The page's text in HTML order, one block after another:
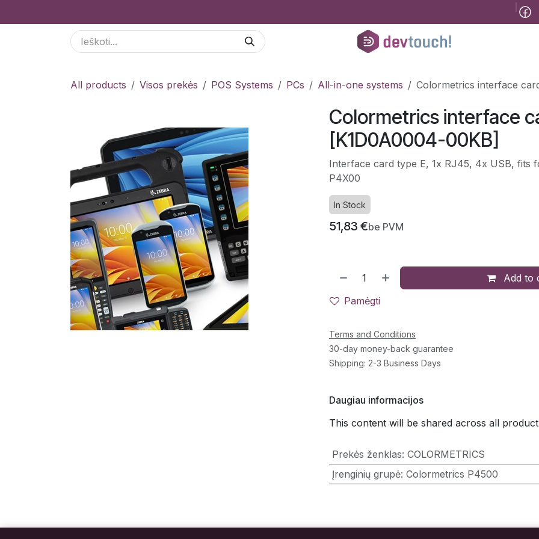
Kursai
All products Visos prekės POS Systems PCs All-in-one systems Colormetrics interface
Colormetrics interface
[K1D0A0004-00KB]
Interface card type E, 1x RJ45, 4x USB, fits
P4X00
In Stock
51,83 €be PVM
Add to
Pamėgti
Terms and Conditions
30-day money-back guarantee
Shipping: 2-3 Business Days
Daugiau informacijos
This content will be shared across all
Prekės ženklas: COLORMETRICS
Įrenginių grupė: Colormetrics P4500